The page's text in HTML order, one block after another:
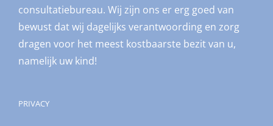
consultatiebureau. Wij zijn ons er erg goed van
bewust dat wij dagelijks verantwoording en zorg
dragen voor het meest kostbaarste bezit van u,
namelijk uw kind!
PRIVACY